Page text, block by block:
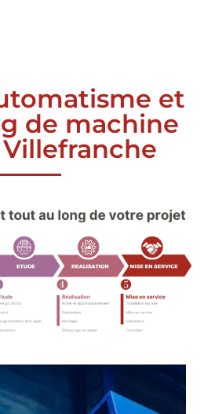
et
de machine